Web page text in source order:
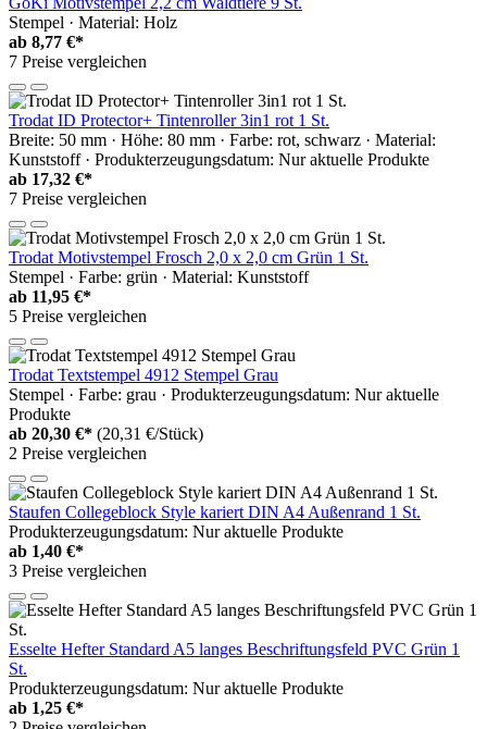
Stempel · Material: Holz
ab 8,77 €*
7 Preise vergleichen
Trodat ID Protector+ Tintenroller 3in1 rot 1 St.
Breite: 50 mm · Höhe: 80 mm · Farbe: rot, schwarz · Material:
Kunststoff · Produkterzeugungsdatum: Nur aktuelle Produkte
ab 17,32 €*
7 Preise vergleichen
Trodat Motivstempel Frosch 2,0 x 2,0 cm Grün 1 St.
Stempel · Farbe: grün · Material: Kunststoff
ab 11,95 €*
5 Preise vergleichen
Trodat Textstempel 4912 Stempel Grau
Stempel · Farbe: grau · Produkterzeugungsdatum: Nur aktuelle
Produkte
ab 20,30 €* (20,31 €/Stück)
2 Preise vergleichen
Staufen Collegeblock Style kariert DIN A4 Außenrand 1 St.
Produkterzeugungsdatum: Nur aktuelle Produkte
ab 1,40 €*
3 Preise vergleichen
Esselte Hefter Standard A5 langes Beschriftungsfeld PVC Grün 1
St.
Produkterzeugungsdatum: Nur aktuelle Produkte
ab 1,25 €*